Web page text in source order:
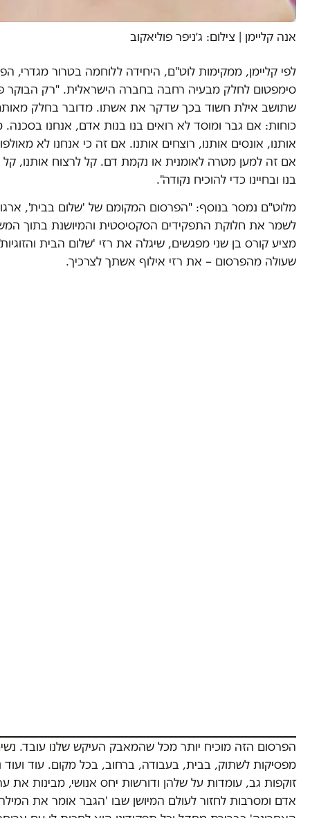
אנה קליימן | צילום: ג׳ניפר פוליאקוב
לפי קליימן, ממקימות לוט"ם, היחידה ללוחמה בטרור מגדרי,
סימפטום לחלק מבעיה רחבה בחברה הישראלית. "רק הבוקר
שתושב אילת חשוד בכך שדקר את אשתו. מדובר בחלק
כוחות: אם גבר ומוסד לא רואים בנו בנות אדם, אנחנו בסכנה.
אותנו, אונסים אותנו, רוצחים אותנו. אם זה כי אנחנו לא
אם זה למען מטרה לאומנית או נקמת דם. קל לרצוח אותנו,
בנו ובחיינו כדי להוכיח נקודה".
מלוט"ם נמסר בנוסף: "הפרסום המקומם של 'שלום בבית',
לשמר את חלוקת התפקידים הסקסיסטית והמיושנת בתוך
מציע קורס בן שני מפגשים, שיגלה את רזי 'שלום הבית
שעולה מהפרסום – את רזי אילוף אשתך לצרכיך.
הפרסום הזה מוכיח יותר מכל שהמאבק העיקש שלנו עובד.
מפסיקות לשתוק, בבית, בעבודה, ברחוב, בכל מקום. עוד ועוד
זוקפות גב, עומדות על שלהן ודורשות יחס אנושי, מבינות את
אדם ומסרבות לחזור לעולם המיושן שבו 'הגבר אומר את